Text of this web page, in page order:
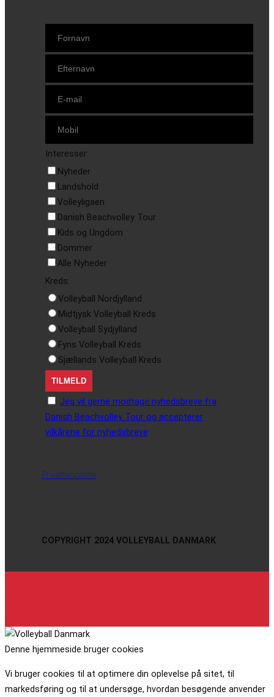
Interesser:
Nyheder
Landshold
Volleyligaen
Danish Beachvolley Tour
Kids og Ungdom
Dommer
Alle Nyheder
Kreds:
Volleyball Nordjylland
Midtjysk Volleyball Kreds
Volleyball Sydjylland
Fyns Volleyball Kreds
Sjællands Volleyball Kreds
Jeg vil gerne modtage nyhedsbreve fra
Danish Beachvolley Tour og accepterer
vilkårene for nyhedsbreve
Privatlivspolitik
COPYRIGHT 2024 VOLLEYBALL DANMARK
Denne hjemmeside bruger cookies
Vi bruger cookies til at optimere din oplevelse på sitet, til
markedsføring og til at undersøge, hvordan besøgende anvender